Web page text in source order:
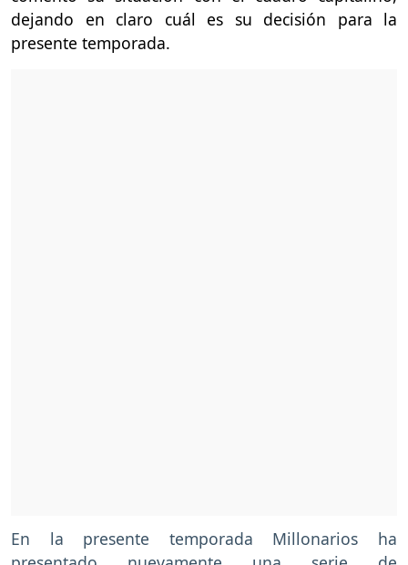
dejando en claro cuál es su decisión para la
presente temporada.
En la presente temporada Millonarios ha